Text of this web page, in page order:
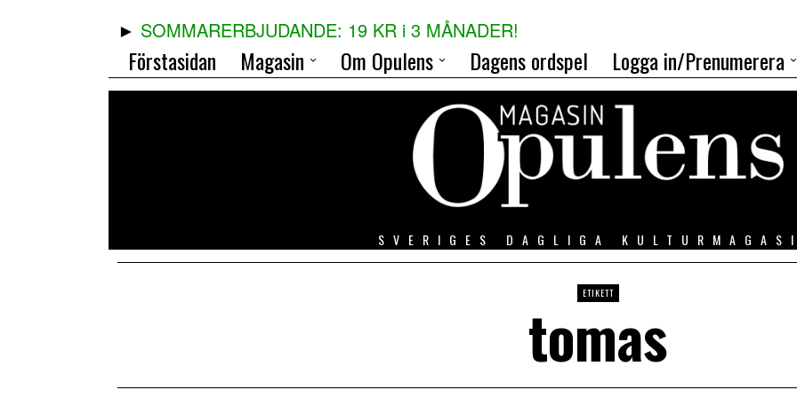
SOMMARERBJUDANDE: 19 KR i 3 MÅNADER!
Förstasidan Magasin Om Opulens Dagens ordspel Logga in/Prenumerera
SVERIGES DAGLIGA
ETIKETT
tomas